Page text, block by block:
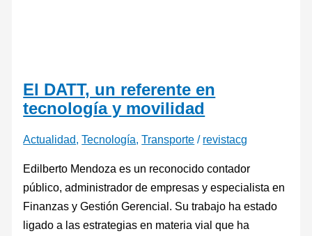
El DATT, un referente en
tecnología y movilidad
Actualidad,Tecnología,Transporte / revistacg
Edilberto Mendoza es un reconocido contador
público, administrador de empresas y especialista en
Finanzas y Gestión Gerencial. Su trabajo ha estado
ligado a las estrategias en materia vial que ha